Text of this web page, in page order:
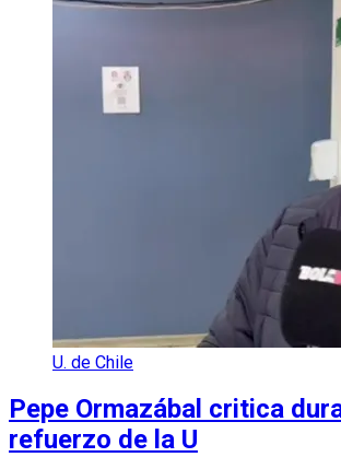
U. de Chile
Pepe Ormazábal critica
refuerzo de la U